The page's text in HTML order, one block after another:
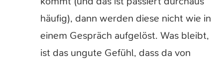
häufig), dann werden diese nicht wie in
einem Gespräch aufgelöst. Was bleibt,
ist das ungute Gefühl, dass da von